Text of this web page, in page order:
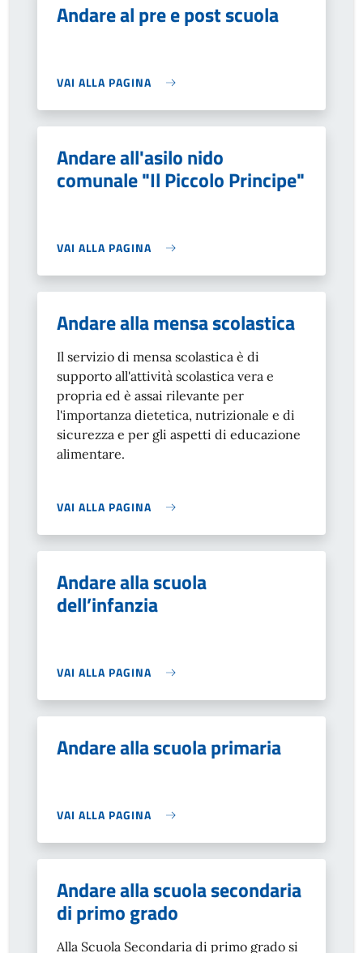
Andare al pre e post scuola
VAI ALLA PAGINA
Andare all'asilo nido
comunale "Il Piccolo Principe"
VAI ALLA PAGINA
Andare alla mensa scolastica
Il servizio di mensa scolastica è di
supporto all'attività scolastica vera e
propria ed è assai rilevante per
l'importanza dietetica, nutrizionale e di
sicurezza e per gli aspetti di educazione
alimentare.
VAI ALLA PAGINA
Andare alla scuola
dell’infanzia
VAI ALLA PAGINA
Andare alla scuola primaria
VAI ALLA PAGINA
Andare alla scuola secondaria
di primo grado
Alla Scuola Secondaria di primo grado si